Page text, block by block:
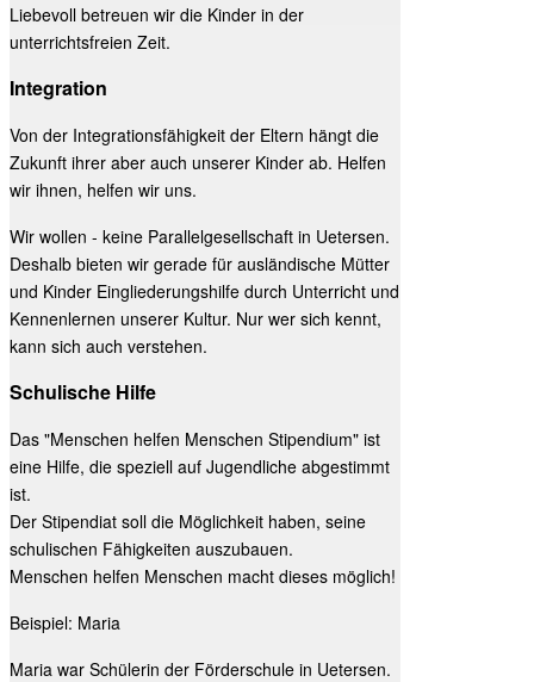
Liebevoll betreuen wir die Kinder in der
unterrichtsfreien Zeit.
Integration
Von der Integrationsfähigkeit der Eltern hängt die
Zukunft ihrer aber auch unserer Kinder ab. Helfen
wir ihnen, helfen wir uns.
Wir wollen - keine Parallelgesellschaft in Uetersen.
Deshalb bieten wir gerade für ausländische Mütter
und Kinder Eingliederungshilfe durch Unterricht und
Kennenlernen unserer Kultur. Nur wer sich kennt,
kann sich auch verstehen.
Schulische Hilfe
Das "Menschen helfen Menschen Stipendium" ist
eine Hilfe, die speziell auf Jugendliche abgestimmt
ist.
Der Stipendiat soll die Möglichkeit haben, seine
schulischen Fähigkeiten auszubauen.
Menschen helfen Menschen macht dieses möglich!
Beispiel: Maria
Maria war Schülerin der Förderschule in Uetersen.